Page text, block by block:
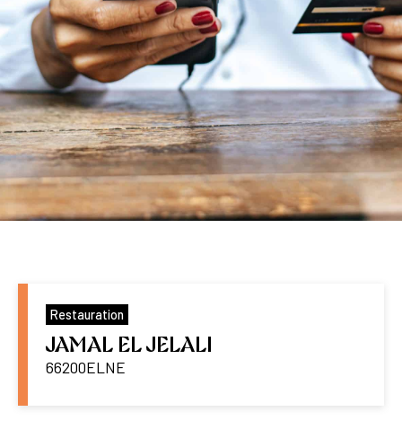
Restauration
JAMAL EL JELALI
66200ELNE